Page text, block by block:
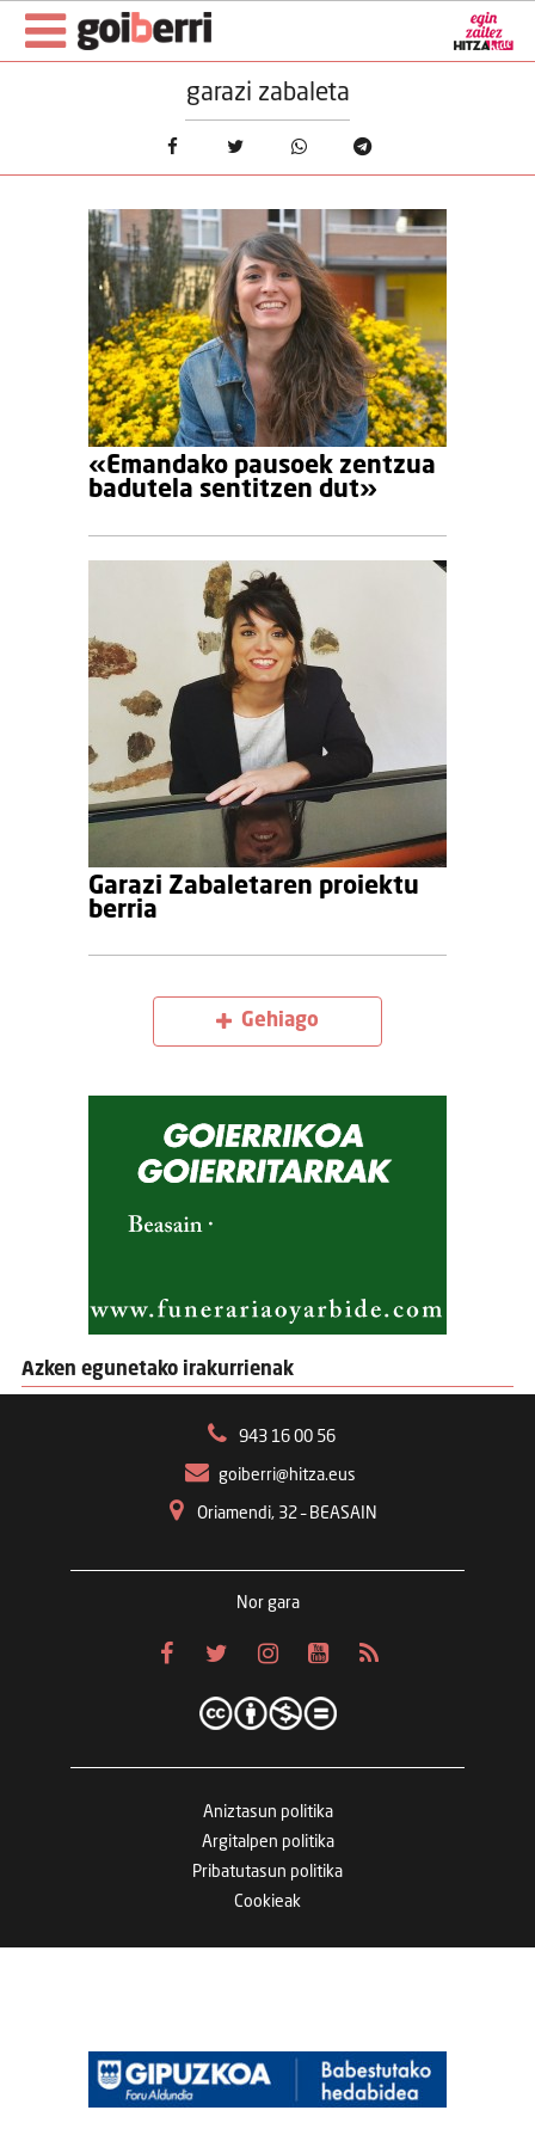
garazi zabaleta
«Emandako pausoek zentzua
badutela sentitzen dut»
Garazi Zabaletaren proiektu
berria
Gehiago
Azken egunetako irakurrienak
943 16 00 56
goiberri@hitza.eus
Oriamendi, 32 – BEASAIN
Nor gara
Aniztasun politika
Argitalpen politika
Pribatutasun politika
Cookieak